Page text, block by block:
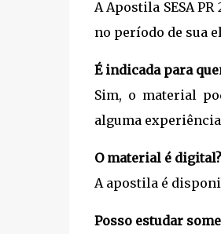
A Apostila SESA
no período de sua
É indicada para
Sim, o material
alguma
O material é digital?
A apostila é
Posso estudar